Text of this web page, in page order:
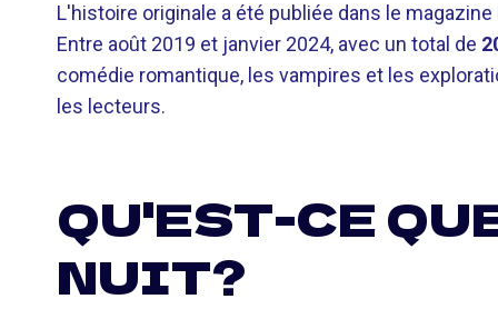
L'histoire originale a été publiée dans le magazine
Entre août 2019 et janvier 2024, avec un total de
comédie romantique, les vampires et les
les lecteurs.
QU'EST-CE
NUIT?